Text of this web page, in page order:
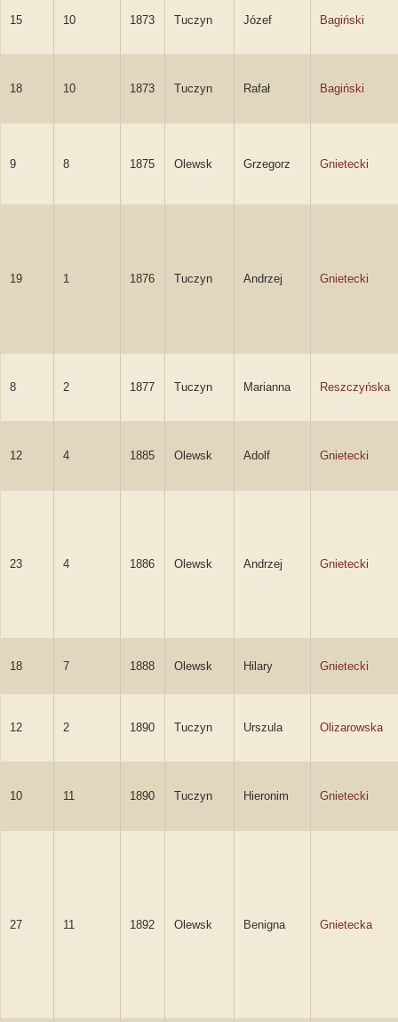
15 10 1873 Tuczyn Józef Bagiński
18 10 1873 Tuczyn Rafał Bagiński
9 8 1875 Olewsk Grzegorz Gnietecki
19 1 1876 Tuczyn Andrzej Gnietecki
8 2 1877 Tuczyn Marianna Reszczyńska
12 4 1885 Olewsk Adolf Gnietecki
23 4 1886 Olewsk Andrzej Gnietecki
18 7 1888 Olewsk Hilary Gnietecki
12 2 1890 Tuczyn Urszula Olizarowska
10 11 1890 Tuczyn Hieronim Gnietecki
27 11 1892 Olewsk Benigna Gnietecka